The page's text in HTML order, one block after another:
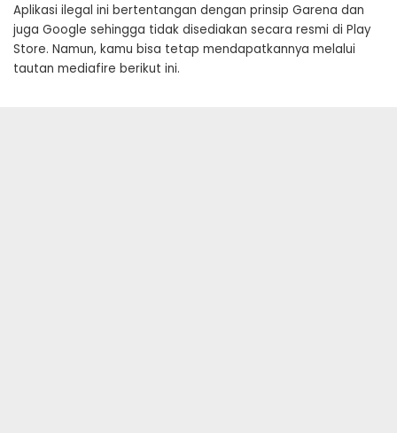
Aplikasi ilegal ini bertentangan dengan prinsip Garena dan
juga Google sehingga tidak disediakan secara resmi di Play
Store. Namun, kamu bisa tetap mendapatkannya melalui
tautan mediafire berikut ini.